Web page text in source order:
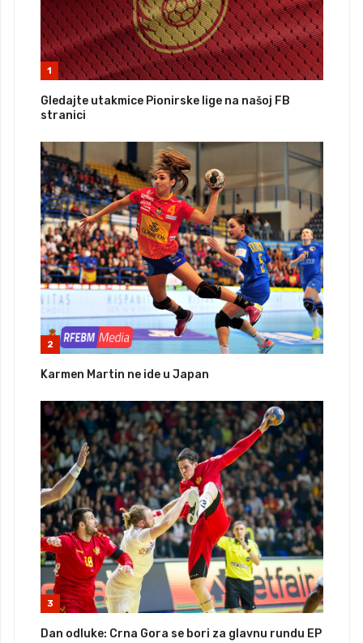
1
Gledajte utakmice Pionirske lige na našoj FB
stranici
2
Karmen Martin ne ide u Japan
3
Dan odluke: Crna Gora se bori za glavnu rundu EP